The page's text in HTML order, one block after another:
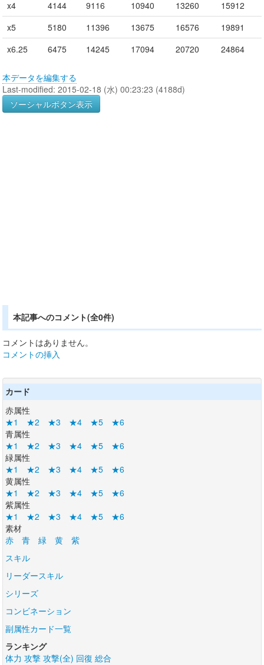
x4 4144 9116 10940 13260
15912
x5
5180 11396 13675 16576
19891
x6.25
6475 14245 17094 20720 24864
本データを編集する
Last-modified: 2015-02-18 (水) 00:23:23 (4188d)
ソーシャルボタン表示
本記事へのコメント(全0件)
コメントはありません。
コメントの挿入
カード
赤属性
★1
★2 ★3 ★4 ★5
★6
青属性
★1
★2 ★3 ★4 ★5
★6
緑属性
★1
★2 ★3 ★4 ★5
★6
黄属性
★1
★2 ★3 ★4 ★5
★6
紫属性
★1
★2 ★3 ★4 ★5
★6
素材
赤
青 緑 黄
紫
スキル
リーダースキル
シリーズ
コンビネーション
副属性カード一覧
ランキング
体力 攻撃 攻撃(全) 回復 総合